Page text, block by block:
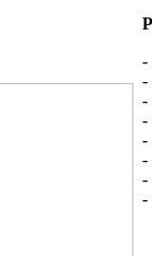
-
-
-
-
-
-
-
-